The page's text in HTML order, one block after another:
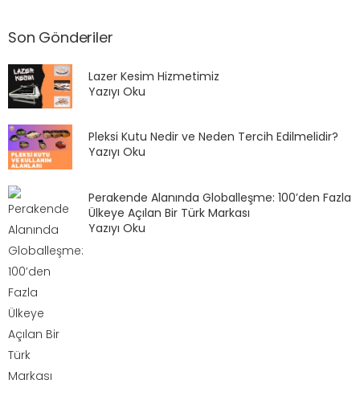
Son Gönderiler
Lazer Kesim Hizmetimiz
Yazıyı Oku
Pleksi Kutu Nedir ve Neden Tercih Edilmelidir?
Yazıyı Oku
Perakende Alanında Globalleşme: 100’den Fazla
Ülkeye Açılan Bir Türk Markası
Yazıyı Oku